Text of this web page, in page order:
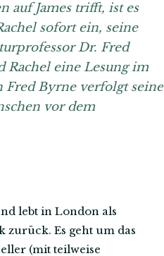
auf James trifft, ist es
sofort ein, seine
Dr. Fred
Rachel eine Lesung im
Fred Byrne verfolgt seine
vor dem
lebt in London als
Es geht um das
(mit teilweise